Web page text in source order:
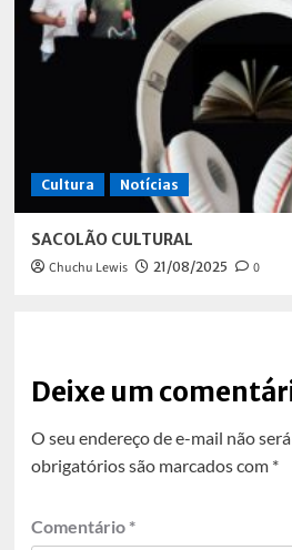
Cultura Notícias
SACOLÃO CULTURAL
Chuchu Lewis 21/08/2025 0
Deixe um
O seu endereço de e-mail não
obrigatórios são marcados com *
Comentário *